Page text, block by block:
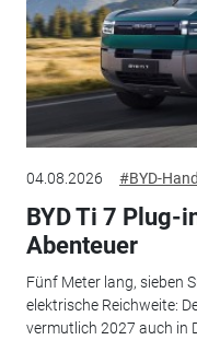
04.08.2026 #BYD-
BYD Ti 7 Plug-
Abenteuer
Fünf Meter lang, sieben
elektrische Reichweite:
vermutlich 2027 auch in